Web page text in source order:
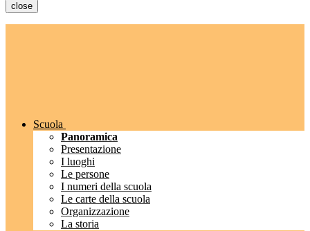
close
Scuola
Panoramica
Presentazione
I luoghi
Le persone
I numeri della scuola
Le carte della scuola
Organizzazione
La storia